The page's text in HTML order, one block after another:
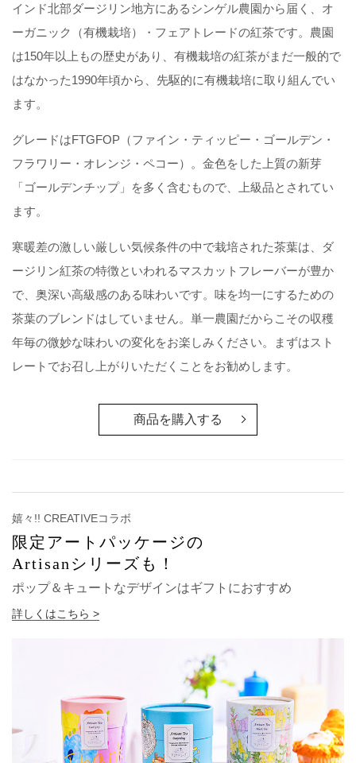
インド北部ダージリン地方にあるシンゲル農園から届く、オ
ーガニック（有機栽培）・フェアトレードの紅茶です。農園
は150年以上もの歴史があり、有機栽培の紅茶がまだ一般的で
はなかった1990年頃から、先駆的に有機栽培に取り組んでい
ます。
グレードはFTGFOP（ファイン・ティッピー・ゴールデン・
フラワリー・オレンジ・ペコー）。金色をした上質の新芽
「ゴールデンチップ」を多く含むもので、上級品とされてい
ます。
寒暖差の激しい厳しい気候条件の中で栽培された茶葉は、ダ
ージリン紅茶の特徴といわれるマスカットフレーバーが豊か
で、奥深い高級感のある味わいです。味を均一にするための
茶葉のブレンドはしていません。単一農園だからこその収穫
年毎の微妙な味わいの変化をお楽しみください。まずはスト
レートでお召し上がりいただくことをお勧めします。
商品を購入する
嬉々!! CREATIVEコラボ
限定アートパッケージの
Artisanシリーズも！
ポップ＆キュートなデザインはギフトにおすすめ
詳しくはこちら >